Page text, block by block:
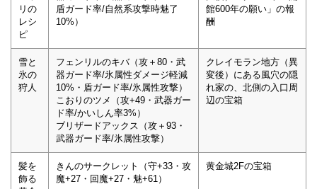
リの
レシ
ピ
盾ガード率/自然系攻撃時魅了
10%）
館600年の願い」の報
酬
雪と
氷の
狩人
フェンリルのキバ（攻＋80・武
器ガード率/氷属性ダメージ軽減
10%・盾ガード率/氷属性攻撃）
こおりのツメ（攻+49・武器ガー
ド率/かいしん率3%）
ブリザードアックス（攻＋93・
武器ガード率/氷属性攻撃）
クレイモラン地方（異
変後）にある風穴の隠
れ家の、北側の入口周
辺の宝箱
髪を
飾る
きんのサークレット（守+33・攻
魔+27・回魔+27・魅+61）
黄金城2Fの宝箱